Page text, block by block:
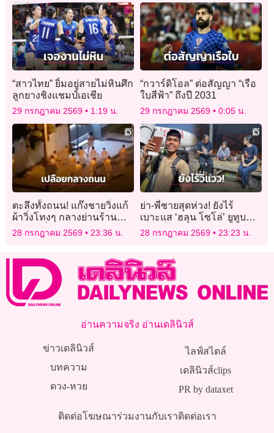
“สาวไทย” ยิ้มอยู่สายไม่หินศึก
ลูกยางชิงแชมป์เอเชีย
29 กรกฎาคม 2569 1:19 น.
“กวาร์ดิโอล” ต่อสัญญา “เรือ
ใบสีฟ้า” ถึงปี 2031
29 กรกฎาคม 2569 0:05 น.
ตะลึงทั้งถนน! แก๊งชายวิ่งแก้
ผ้าวิ่งโทงๆ กลางย่านร้าน
อาหารชื่อดังในออสเตรเลีย
28 กรกฎาคม 2569 23:36 น.
ย่า-พี่ชายสุดห่วง! ยังไร้
เบาะแส ‘ฮลุน โซโล่’ ยูทูบ
เบอร์ชื่อดังหายตัวปริศนา
จอร์เจีย
28 กรกฎาคม 2569 23:23 น.
อ่านความจริง อ่านเดลินิวส์
ข่าวเดลินิวส์
บทความ
ดวง-หวย
ไลฟ์สไตล์
เดลินิวส์clips
PR by dataxet
ติดต่อโฆษณาร่วมงานกับเราติดต่อเรา